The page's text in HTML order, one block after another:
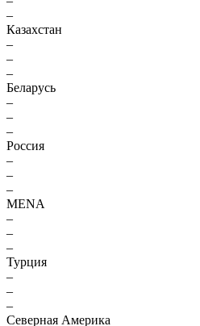
–
Казахстан
–
–
–
Беларусь
–
–
–
Россия
–
–
–
MENA
–
–
–
Турция
–
–
–
Северная Америка